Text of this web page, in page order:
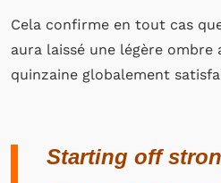
Cela confirme en tout cas
aura laissé une légère ombre
quinzaine globalement
Starting off